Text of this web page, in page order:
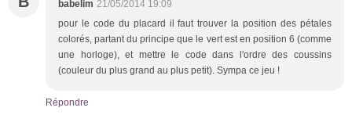
babelim 21/05/2014 19:09
pour le code du placard il faut trouver la position des pétales
colorés, partant du principe que le vert est en position 6 (comme
une horloge), et mettre le code dans l'ordre des coussins
(couleur du plus grand au plus petit). Sympa ce jeu !
Répondre